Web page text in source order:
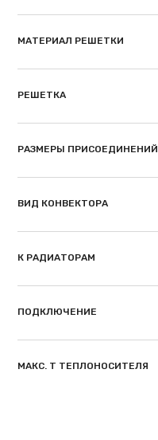
МАТЕРИАЛ РЕШЕТКИ
РЕШЕТКА
РАЗМЕРЫ ПРИСОЕДИНЕНИЙ
ВИД КОНВЕКТОРА
К РАДИАТОРАМ
ПОДКЛЮЧЕНИЕ
МАКС. T ТЕПЛОНОСИТЕЛЯ